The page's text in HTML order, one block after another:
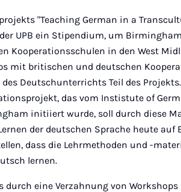
"Teaching German in a
UPB ein Stipendium, um
Kooperationsschulen in den West
mit britischen und deutschen
Deutschunterrichts Teil des Projekts.
das vom Instistute of
initiiert wurde, soll durch diese
der deutschen Sprache heute
dass die Lehrmethoden und -
lernen.
durch eine Verzahnung von